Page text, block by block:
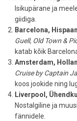
Isikupärane ja
giidiga.
Barcelona,
Guell, Old Town &
katab kõik
Amsterdam,
Cruise by Captain
koos jookide ning
Liverpool,
Nostalgiline ja
fännidele.